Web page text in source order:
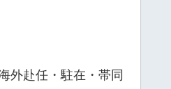
外赴任・駐在・帯同